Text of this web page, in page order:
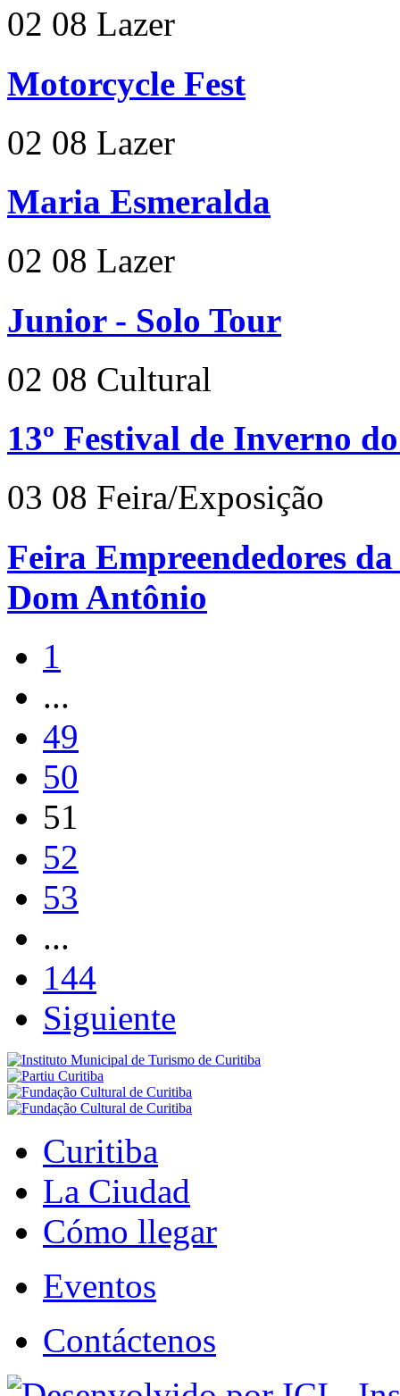
02 08 Lazer
Motorcycle Fest
02 08 Lazer
Maria Esmeralda
02 08 Lazer
Junior - Solo Tour
02 08 Cultural
13º Festival de Inverno
03 08 Feira/Exposição
Feira Empreendedores
Dom Antônio
1
...
49
50
51
52
53
...
144
Siguiente
Curitiba
La Ciudad
Cómo llegar
Eventos
Contáctenos